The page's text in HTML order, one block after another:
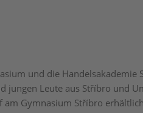
und die
jungen Leute aus Stříbro und
am Gymnasium Stříbro